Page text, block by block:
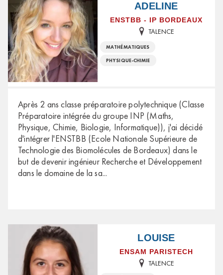
ADELINE
ENSTBB - IP BORDEAUX
TALENCE
MATHÉMATIQUES
PHYSIQUE-CHIMIE
Après 2 ans classe préparatoire polytechnique (Classe
Préparatoire intégrée du groupe INP (Maths,
Physique, Chimie, Biologie, Informatique)), j'ai décidé
d'intégrer l'ENSTBB (Ecole Nationale Supérieure de
Technologie des Biomolécules de Bordeaux) dans le
but de devenir ingénieur Recherche et Développement
dans le domaine de la sa...
LOUISE
ENSAM PARISTECH
TALENCE